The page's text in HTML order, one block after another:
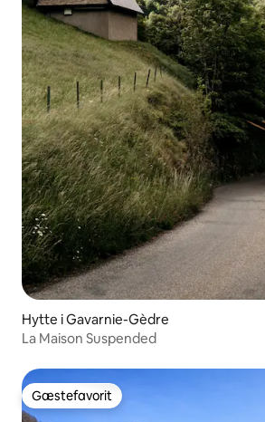
Hytte i Gavarnie-Gèdre
La Maison Suspended
Gæstefavorit
Gæstefavorit